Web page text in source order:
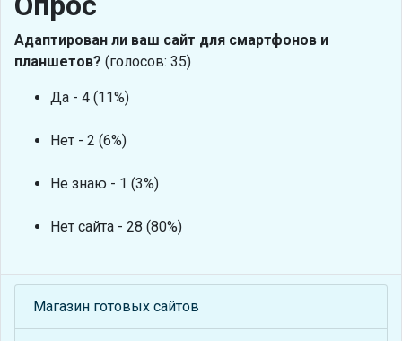
Адаптирован ли ваш сайт для смартфонов и
планшетов? (голосов: 35)
Да - 4 (11%)
Нет - 2 (6%)
Не знаю - 1 (3%)
Нет сайта - 28 (80%)
Магазин готовых сайтов